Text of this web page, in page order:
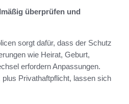
überprüfen und
sorgt dafür, dass der Schutz
wie Heirat, Geburt,
erfordern Anpassungen.
Privathaftpflicht, lassen sich